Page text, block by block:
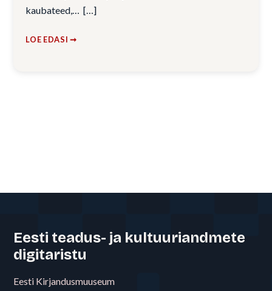
kaubateed,…
LOE EDASI ➞
Eesti teadus- ja kultuuriandmete
digitaristu
Eesti Kirjandusmuuseum